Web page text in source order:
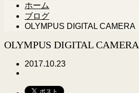
ホーム
ブログ
OLYMPUS DIGITAL CAMERA
OLYMPUS DIGITAL CAMERA
2017.10.23